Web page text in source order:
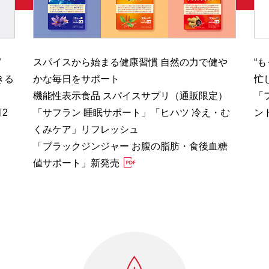
る
2
スパイスから始まる健康習慣 自然の力で健や
かな毎日をサポート
機能性表示食品 スパイスサプリ（通販限定）
「サフラン 睡眠サポート」「ヒハツ 冷え・む
くみケア」リフレッシュ
「ブラックジンジャー お腹の脂肪・食後血糖
値サポート」新発売
“
忙
ン